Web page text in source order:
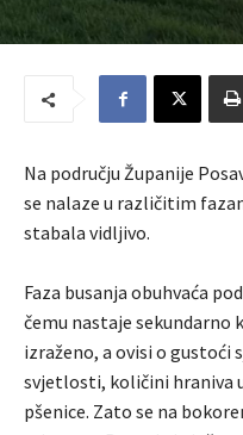
Na području Županije
se nalaze u različitim
stabala vidljivo.
Faza busanja obuhvaća
čemu nastaje sekundarno
izraženo, a ovisi o gustoći
svjetlosti, količini hraniva
pšenice. Zato se na